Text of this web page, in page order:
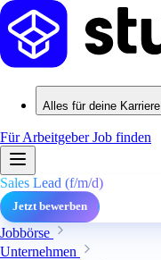
Alles für deine Karriere
Für ArbeitgeberJob finden
Sales Lead (f/m/d)
Jetzt bewerben
Jobbörse
Unternehmen